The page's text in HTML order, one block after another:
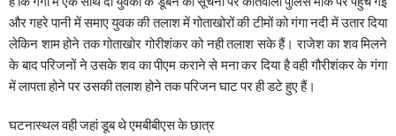
और गहरे पानी में समाए युवक की तलाश में गोताखोरों की टीमों को गंगा नदी में उतार दिया
लेकिन शाम होने तक गोताखोर गोरीशंकर को नही तलाश सके हैं। राजेश का शव मिलने
के बाद परिजनों ने उसके शव का पीएम कराने से मना कर दिया है वही गौरीशंकर के गंगा
में लापता होने पर उसकी तलाश होने तक परिजन घाट पर ही डटे हुए हैं।
घटनास्थल वही जहां डूब थे एमबीबीएस के छात्र